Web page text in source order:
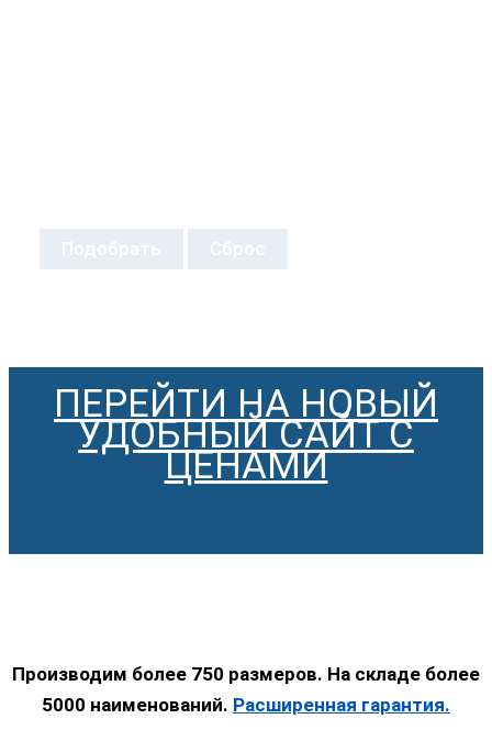
ПЕРЕЙТИ НА НОВЫЙ
УДОБНЫЙ САЙТ С
ЦЕНАМИ
Производим более 750 размеров. На складе более
5000 наименований. Расширенная гарантия.